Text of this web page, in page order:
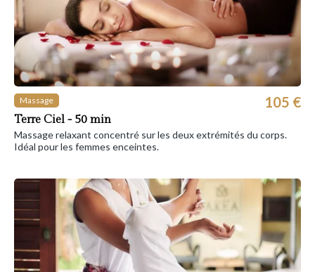
Massage
Terre Ciel - 50 min
105 €
Massage relaxant concentré sur les deux extrémités du corps.
Idéal pour les femmes enceintes.